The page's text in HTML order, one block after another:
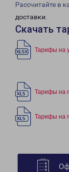
Рассчитайте в
доставки.
Скачать
Тарифы на
Тарифы на
Тарифы на